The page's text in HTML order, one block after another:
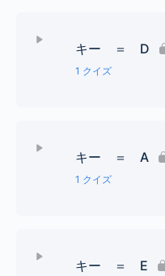
#1個までの調号クイズ
キー ＝ D
1 クイズ
#２個までの調号クイズ
キー ＝ A
1 クイズ
キー ＝ E